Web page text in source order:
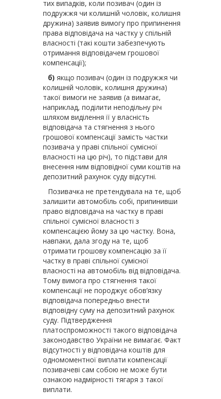
тих випадків, коли позивач (один із
подружжя чи колишній чоловік, колишня
дружина) заявив вимогу про припинення
права відповідача на частку у спільній
власності (такі кошти забезпечують
отримання відповідачем грошової
компенсації);
б) якщо позивач (один із подружжя чи
колишній чоловік, колишня дружина)
такої вимоги не заявив (а вимагає,
наприклад, поділити неподільну річ
шляхом виділення її у власність
відповідача та стягнення з нього
грошової компенсації замість частки
позивача у праві спільної сумісної
власності на цю річ), то підстави для
внесення ним відповідної суми коштів на
депозитний рахунок суду відсутні.
Позивачка не претендувала на те, щоб
залишити автомобіль собі, припинивши
право відповідача на частку в праві
спільної сумісної власності з
компенсацією йому за цю частку. Вона,
навпаки, дала згоду на те, щоб
отримати грошову компенсацію за її
частку в праві спільної сумісної
власності на автомобіль від відповідача.
Тому вимога про стягнення такої
компенсації не породжує обов’язку
відповідача попередньо внести
відповідну суму на депозитний рахунок
суду. Підтвердження
платоспроможності такого відповідача
законодавство України не вимагає. Факт
відсутності у відповідача коштів для
одномоментної виплати компенсації
позивачеві сам собою не може бути
ознакою надмірності тягаря з такої
виплати.